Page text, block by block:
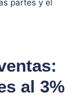
partes y el
al 3%